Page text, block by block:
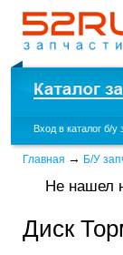
Вход в каталог б/у
Главная → Б/У
Не нашел
Диск